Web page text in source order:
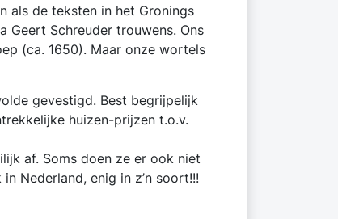
als de teksten in het Gronings
Geert Schreuder trouwens. Ons
(ca. 1650). Maar onze wortels
gevestigd. Best begrijpelijk
huizen-prijzen t.o.v.
af. Soms doen ze er ook niet
Nederland, enig in z’n soort!!!